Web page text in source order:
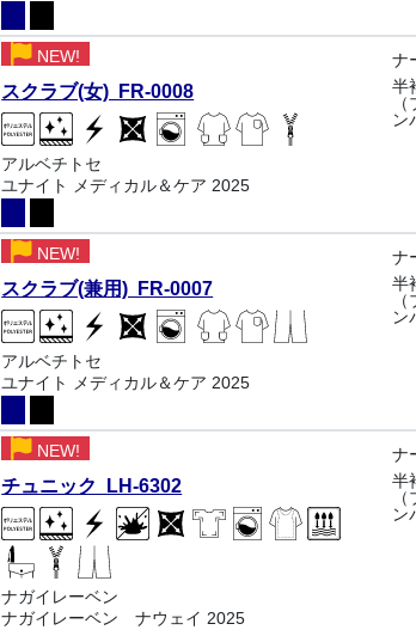
NEW!
スクラブ(女) FR-0008
アルベチトセ
ユナイト メディカル＆ケア 2025
ナ
半
ン
NEW!
スクラブ(兼用) FR-0007
アルベチトセ
ユナイト メディカル＆ケア 2025
ナ
半
ン
NEW!
チュニック LH-6302
ナガイレーベン
ナガイレーベン ナウェイ 2025
ナ
半
ン